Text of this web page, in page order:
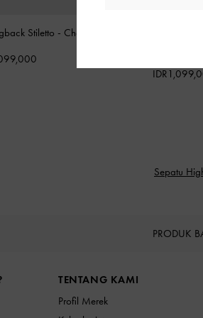
Stiletto - Chalk Sandal Stiletto Strappy
Sepatu
PRODUK
TENTANG KAMI
Profil Merek